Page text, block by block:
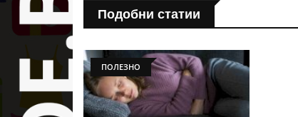
Подобни статии
ПОЛЕЗНО